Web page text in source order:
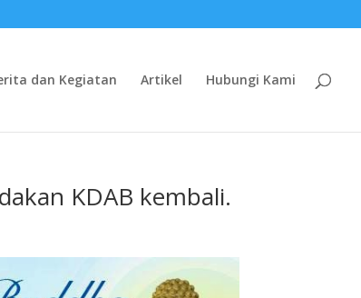
dan Kegiatan Artikel Hubungi Kami
KDAB kembali.